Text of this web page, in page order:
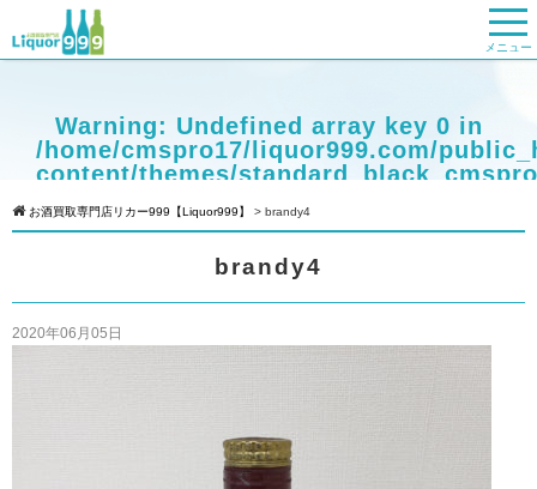
メニュー
Warning: Undefined array key 0 in
/home/cmspro17/liquor999.com/
content/themes/
"cat_name" on null in
on line9
お酒買取専門店リカー999【Liquor999】 > brandy4
brandy4
2020年06月05日